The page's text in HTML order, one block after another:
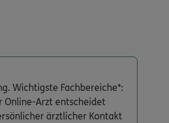
Wichtigste Fachbereiche*:
Online-Arzt entscheidet
ärztlicher Kontakt